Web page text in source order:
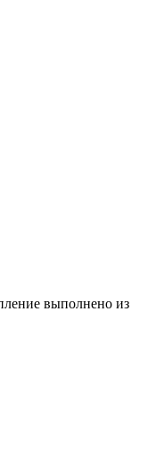
выполнено из